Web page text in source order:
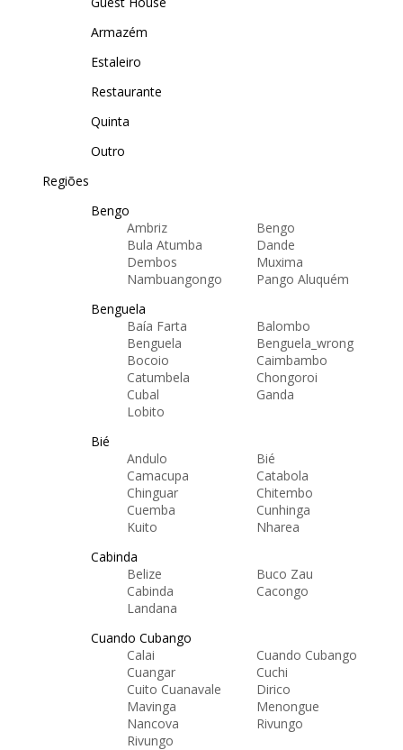
Armazém
Estaleiro
Restaurante
Quinta
Outro
Regiões
Bengo
Ambriz
Bengo
Bula Atumba
Dande
Dembos
Muxima
Nambuangongo
Pango Aluquém
Benguela
Baía Farta
Balombo
Benguela
Benguela_wrong
Bocoio
Caimbambo
Catumbela
Chongoroi
Cubal
Ganda
Lobito
Bié
Andulo
Bié
Camacupa
Catabola
Chinguar
Chitembo
Cuemba
Cunhinga
Kuito
Nharea
Cabinda
Belize
Buco Zau
Cabinda
Cacongo
Landana
Cuando Cubango
Calai
Cuando Cubango
Cuangar
Cuchi
Cuito Cuanavale
Dirico
Mavinga
Menongue
Nancova
Rivungo
Rivungo